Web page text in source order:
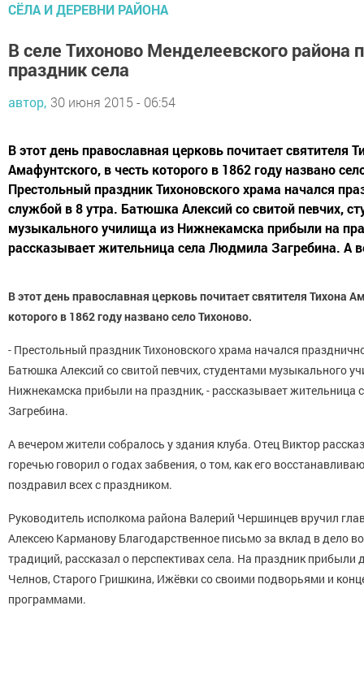
СЁЛА И ДЕРЕВНИ РАЙОНА
В селе Тихоново Менделеевского района
праздник села
автор, 30 июня 2015 - 06:54
В этот день православная церковь почитает святителя
Амафунтского, в честь которого в 1862 году названо
Престольный праздник Тихоновского храма начался
службой в 8 утра. Батюшка Алексий со свитой певчих,
музыкального училища из Нижнекамска прибыли на
рассказывает жительница села Людмила Загребина. А
В этот день православная церковь почитает святителя Тихона
которого в 1862 году названо село Тихоново.
- Престольный праздник Тихоновского храма начался
Батюшка Алексий со свитой певчих, студентами музыкального
Нижнекамска прибыли на праздник, - рассказывает жительница
Загребина.
А вечером жители собралось у здания клуба. Отец Виктор
горечью говорил о годах забвения, о том, как его
поздравил всех с праздником.
Руководитель исполкома района Валерий Чершинцев вручил
Алексею Карманову Благодарственное письмо за вклад в дело
традиций, рассказал о перспективах села. На праздник прибыли
Челнов, Старого Гришкина, Ижёвки со своими подворьями и
программами.